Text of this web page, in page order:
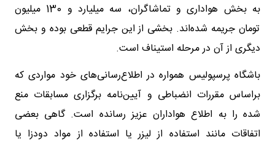
به بخش هواداری و تماشاگران، سه میلیارد و 130 میلیون
تومان جریمه شده‌اند. بخشی از این جرایم قطعی بوده و بخش
دیگری از آن در مرحله استیناف است.
باشگاه پرسپولیس همواره در اطلاع‌رسانی‌های خود مواردی که
براساس مقررات انضباطی و آیین‌نامه برگزاری مسابقات منع
شده را به اطلاع هواداران عزیز ‌رسانده است. گاهی بعضی
اتفاقات مانند استفاده از لیزر یا استفاده از مواد دودزا یا